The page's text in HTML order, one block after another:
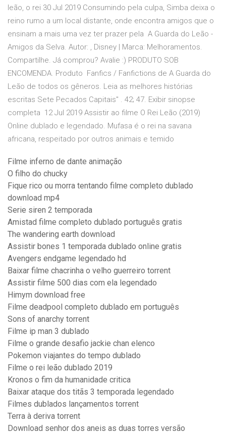
leão, o rei 30 Jul 2019 Consumindo pela culpa, Simba deixa o
reino rumo a um local distante, onde encontra amigos que o
ensinam a mais uma vez ter prazer pela A Guarda do Leão -
Amigos da Selva. Autor: , Disney | Marca: Melhoramentos.
Compartilhe. Já comprou? Avalie :) PRODUTO SOB
ENCOMENDA. Produto Fanfics / Fanfictions de A Guarda do
Leão de todos os gêneros. Leia as melhores histórias
escritas Sete Pecados Capitais" . 42; 47. Exibir sinopse
completa 12 Jul 2019 Assistir ao filme O Rei Leão (2019)
Online dublado e legendado. Mufasa é o rei na savana
africana, respeitado por outros animais e temido
Filme inferno de dante animação
O filho do chucky
Fique rico ou morra tentando filme completo dublado
download mp4
Serie siren 2 temporada
Amistad filme completo dublado português gratis
The wandering earth download
Assistir bones 1 temporada dublado online gratis
Avengers endgame legendado hd
Baixar filme chacrinha o velho guerreiro torrent
Assistir filme 500 dias com ela legendado
Himym download free
Filme deadpool completo dublado em português
Sons of anarchy torrent
Filme ip man 3 dublado
Filme o grande desafio jackie chan elenco
Pokemon viajantes do tempo dublado
Filme o rei leão dublado 2019
Kronos o fim da humanidade critica
Baixar ataque dos titãs 3 temporada legendado
Filmes dublados lançamentos torrent
Terra à deriva torrent
Download senhor dos aneis as duas torres versão